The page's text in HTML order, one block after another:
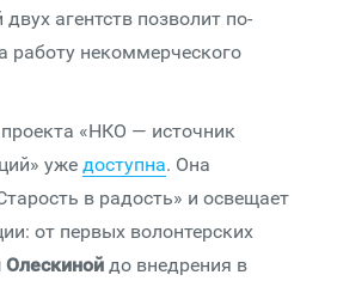
агентств позволит по-
работу некоммерческого
«НКО — источник
уже доступна. Она
в радость» и освещает
от первых волонтерских
Олескиной до внедрения в